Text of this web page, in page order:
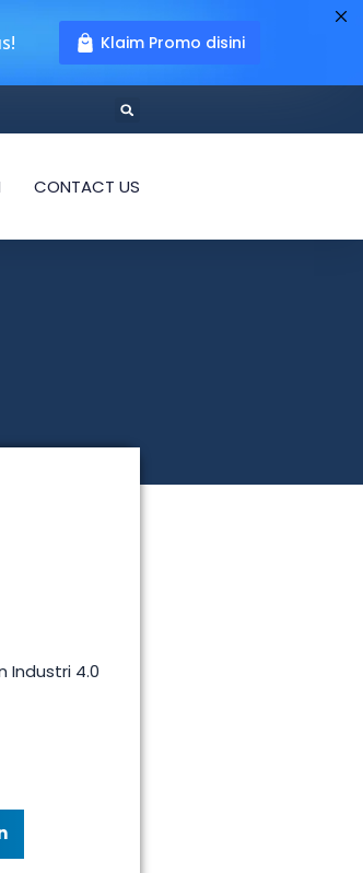
Klaim Promo disini
CONTACT US
Industri 4.0